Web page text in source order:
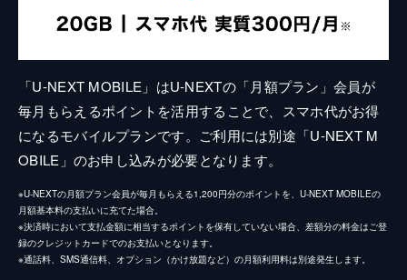
「U-NEXT MOBILE」はU-NEXTの「月額プラン」会員が
毎月もらえるポイントを活用することで、スマホ代がお得
になるモバイルプランです。ご利用には別途「U-NEXT M
OBILE」のお申し込みが必要となります。
※U-NEXTの月額プラン会員が毎月もらえる1,200円分のポイントを、U-NEXT MOBILEの
月額基本料の支払いに充てた場合。
※決済時において支払金額に相当するポイントを保有していない場合、差額分の料金はご登
録のクレジットカードでのお支払いとなります。
※通話料、SMS通信料、オプション（かけ放題など）の月額利用料は別途発生します。